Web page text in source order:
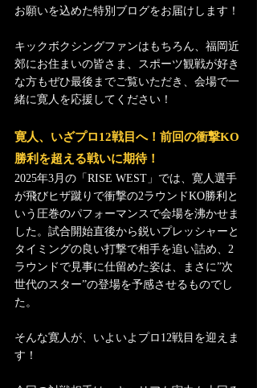
お願いを込めた特別ブログをお届けします！
キックボクシングファンはもちろん、福岡近
郊にお住まいの皆さま、スポーツ観戦が好き
な方もぜひ最後までご覧いただき、会場で一
緒に寛人を応援してください！
寛人、いざプロ12戦目へ！前回の衝撃KO
勝利を超える戦いに期待！
2025年3月の「RISE WEST」では、寛人選手
が飛びヒザ蹴りで衝撃の2ラウンドKO勝利と
いう圧巻のパフォーマンスで会場を沸かせま
した。試合開始直後から鋭いプレッシャーと
タイミングの良い打撃で相手を追い詰め、2
ラウンドで見事に仕留めた姿は、まさに”次
世代のスター”の登場を予感させるものでし
た。
そんな寛人が、いよいよプロ12戦目を迎えま
す！